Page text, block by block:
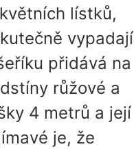
lístků,
vypadají
přidává na
růžové a
4 metrů a její
je, že